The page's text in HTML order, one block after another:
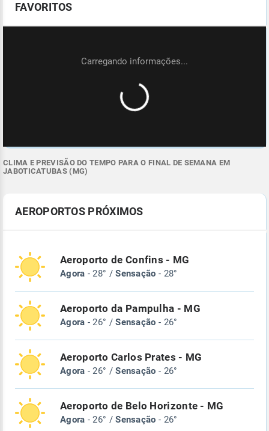
FAVORITOS
CLIMA E PREVISÃO DO TEMPO PARA O FINAL DE SEMANA EM
JABOTICATUBAS (MG)
AEROPORTOS PRÓXIMOS
Aeroporto de Confins - MG
Agora - 28° /Sensação - 28°
Aeroporto da Pampulha - MG
Agora - 26° /Sensação - 26°
Aeroporto Carlos Prates - MG
Agora - 26° /Sensação - 26°
Aeroporto de Belo Horizonte - MG
Agora - 26° /Sensação - 26°